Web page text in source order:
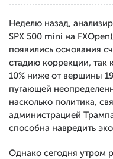
Неделю назад,
SPX 500 mini на
появились основания
стадию коррекции, так
10% ниже от вершины
пугающей
насколько политика,
администрацией
способна навредить
Однако сегодня утром